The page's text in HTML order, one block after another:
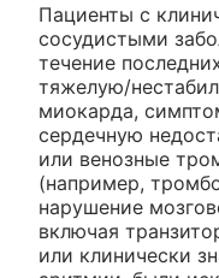
Пациенты с
сосудистыми
течение
тяжелую/
миокарда,
сердечную
или венозные
(например,
нарушение
включая
или клинически